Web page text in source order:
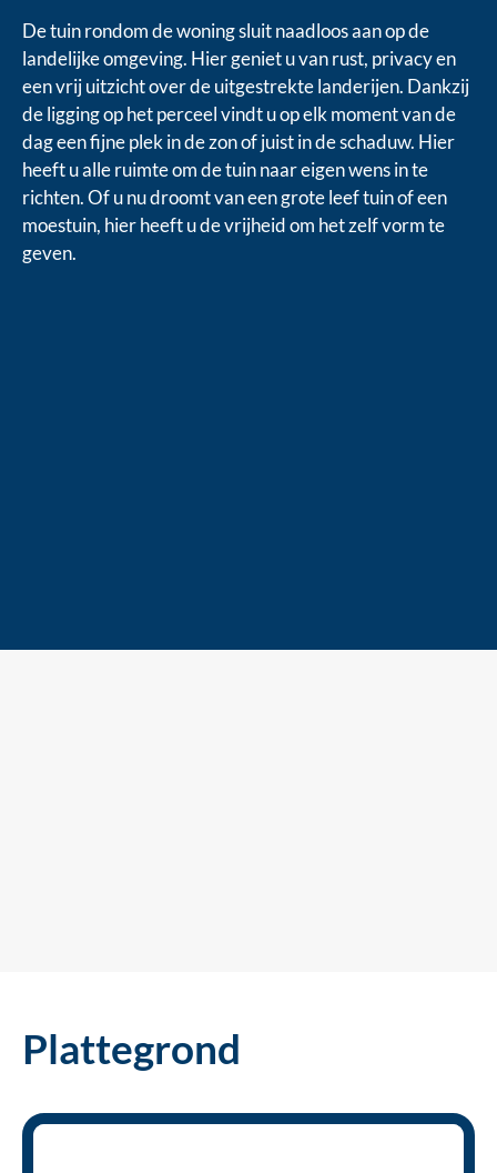
De tuin rondom de woning sluit naadloos aan op de
landelijke omgeving. Hier geniet u van rust, privacy en
een vrij uitzicht over de uitgestrekte landerijen. Dankzij
de ligging op het perceel vindt u op elk moment van de
dag een fijne plek in de zon of juist in de schaduw. Hier
heeft u alle ruimte om de tuin naar eigen wens in te
richten. Of u nu droomt van een grote leef tuin of een
moestuin, hier heeft u de vrijheid om het zelf vorm te
geven.
Plattegrond